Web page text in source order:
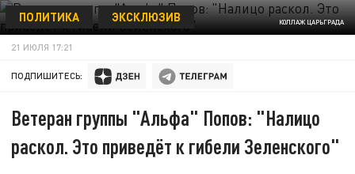
КОЛЛАЖ ЦАРЬГРАДА
ПОЛИТИКА ЭКСКЛЮЗИВ
21 ИЮЛЯ 17:21
ПОДПИШИТЕСЬ:
Ветеран группы "Альфа" Попов: "Налицо
раскол. Это приведёт к гибели Зеленского"